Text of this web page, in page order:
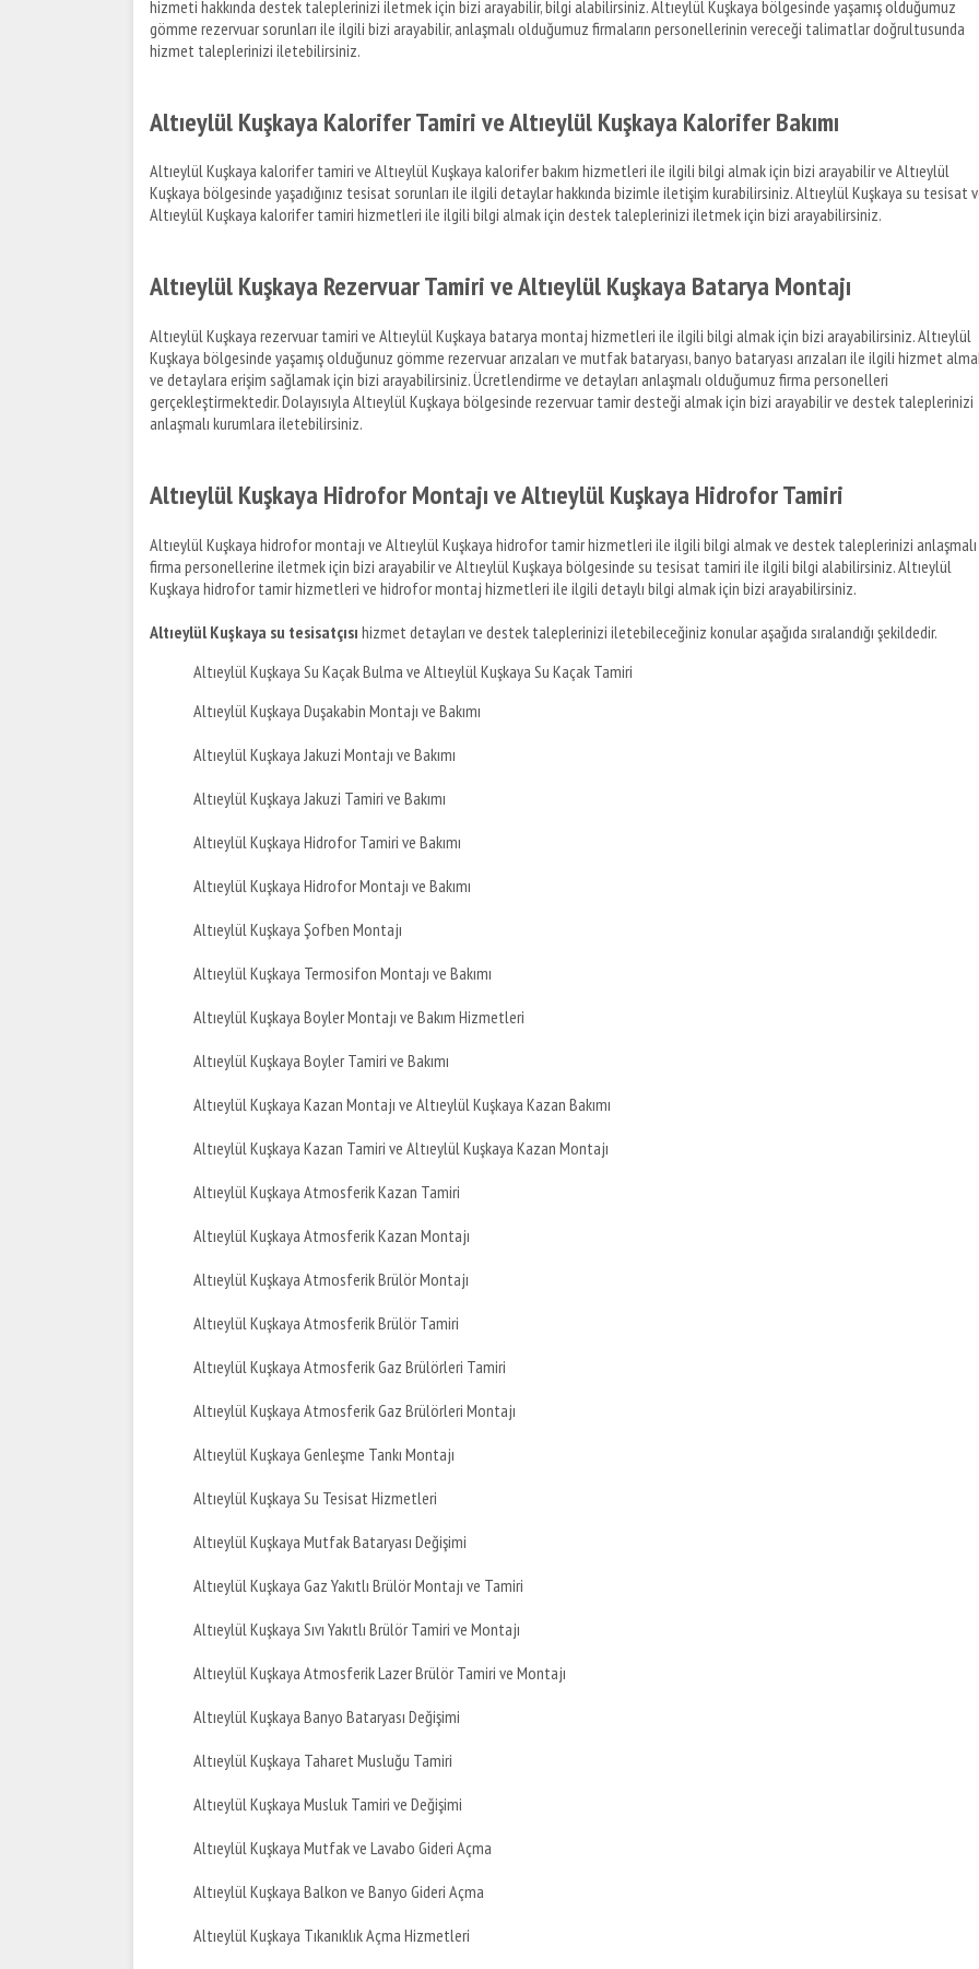
hizmeti hakkında destek taleplerinizi iletmek için bizi arayabilir, bilgi alabilirsiniz. Altıeylül Kuşkaya bölgesinde yaşamış olduğumuz
gömme rezervuar sorunları ile ilgili bizi arayabilir, anlaşmalı olduğumuz firmaların personellerinin vereceği talimatlar doğrultusunda
hizmet taleplerinizi iletebilirsiniz.
Altıeylül Kuşkaya Kalorifer Tamiri ve Altıeylül Kuşkaya Kalorifer Bakımı
Altıeylül Kuşkaya kalorifer tamiri ve Altıeylül Kuşkaya kalorifer bakım hizmetleri ile ilgili bilgi almak için bizi arayabilir ve Altıeylül
Kuşkaya bölgesinde yaşadığınız tesisat sorunları ile ilgili detaylar hakkında bizimle iletişim kurabilirsiniz. Altıeylül Kuşkaya su tesisat
Altıeylül Kuşkaya kalorifer tamiri hizmetleri ile ilgili bilgi almak için destek taleplerinizi iletmek için bizi arayabilirsiniz.
Altıeylül Kuşkaya Rezervuar Tamiri ve Altıeylül Kuşkaya Batarya Montajı
Altıeylül Kuşkaya rezervuar tamiri ve Altıeylül Kuşkaya batarya montaj hizmetleri ile ilgili bilgi almak için bizi arayabilirsiniz. Altıeylül
Kuşkaya bölgesinde yaşamış olduğunuz gömme rezervuar arızaları ve mutfak bataryası, banyo bataryası arızaları ile ilgili hizmet
ve detaylara erişim sağlamak için bizi arayabilirsiniz. Ücretlendirme ve detayları anlaşmalı olduğumuz firma personelleri
gerçekleştirmektedir. Dolayısıyla Altıeylül Kuşkaya bölgesinde rezervuar tamir desteği almak için bizi arayabilir ve destek taleplerinizi
anlaşmalı kurumlara iletebilirsiniz.
Altıeylül Kuşkaya Hidrofor Montajı ve Altıeylül Kuşkaya Hidrofor Tamiri
Altıeylül Kuşkaya hidrofor montajı ve Altıeylül Kuşkaya hidrofor tamir hizmetleri ile ilgili bilgi almak ve destek taleplerinizi anlaşmalı
firma personellerine iletmek için bizi arayabilir ve Altıeylül Kuşkaya bölgesinde su tesisat tamiri ile ilgili bilgi alabilirsiniz. Altıeylül
Kuşkaya hidrofor tamir hizmetleri ve hidrofor montaj hizmetleri ile ilgili detaylı bilgi almak için bizi arayabilirsiniz.
Altıeylül Kuşkaya su tesisatçısı hizmet detayları ve destek taleplerinizi iletebileceğiniz konular aşağıda sıralandığı şekildedir.
Altıeylül Kuşkaya Su Kaçak Bulma ve Altıeylül Kuşkaya Su Kaçak Tamiri
Altıeylül Kuşkaya Duşakabin Montajı ve Bakımı
Altıeylül Kuşkaya Jakuzi Montajı ve Bakımı
Altıeylül Kuşkaya Jakuzi Tamiri ve Bakımı
Altıeylül Kuşkaya Hidrofor Tamiri ve Bakımı
Altıeylül Kuşkaya Hidrofor Montajı ve Bakımı
Altıeylül Kuşkaya Şofben Montajı
Altıeylül Kuşkaya Termosifon Montajı ve Bakımı
Altıeylül Kuşkaya Boyler Montajı ve Bakım Hizmetleri
Altıeylül Kuşkaya Boyler Tamiri ve Bakımı
Altıeylül Kuşkaya Kazan Montajı ve Altıeylül Kuşkaya Kazan Bakımı
Altıeylül Kuşkaya Kazan Tamiri ve Altıeylül Kuşkaya Kazan Montajı
Altıeylül Kuşkaya Atmosferik Kazan Tamiri
Altıeylül Kuşkaya Atmosferik Kazan Montajı
Altıeylül Kuşkaya Atmosferik Brülör Montajı
Altıeylül Kuşkaya Atmosferik Brülör Tamiri
Altıeylül Kuşkaya Atmosferik Gaz Brülörleri Tamiri
Altıeylül Kuşkaya Atmosferik Gaz Brülörleri Montajı
Altıeylül Kuşkaya Genleşme Tankı Montajı
Altıeylül Kuşkaya Su Tesisat Hizmetleri
Altıeylül Kuşkaya Mutfak Bataryası Değişimi
Altıeylül Kuşkaya Gaz Yakıtlı Brülör Montajı ve Tamiri
Altıeylül Kuşkaya Sıvı Yakıtlı Brülör Tamiri ve Montajı
Altıeylül Kuşkaya Atmosferik Lazer Brülör Tamiri ve Montajı
Altıeylül Kuşkaya Banyo Bataryası Değişimi
Altıeylül Kuşkaya Taharet Musluğu Tamiri
Altıeylül Kuşkaya Musluk Tamiri ve Değişimi
Altıeylül Kuşkaya Mutfak ve Lavabo Gideri Açma
Altıeylül Kuşkaya Balkon ve Banyo Gideri Açma
Altıeylül Kuşkaya Tıkanıklık Açma Hizmetleri